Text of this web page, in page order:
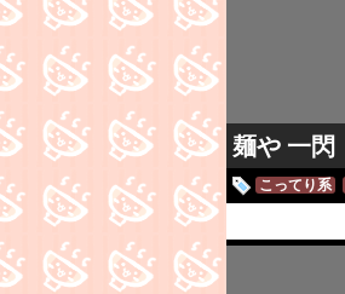
麺や 一閃
こってり系